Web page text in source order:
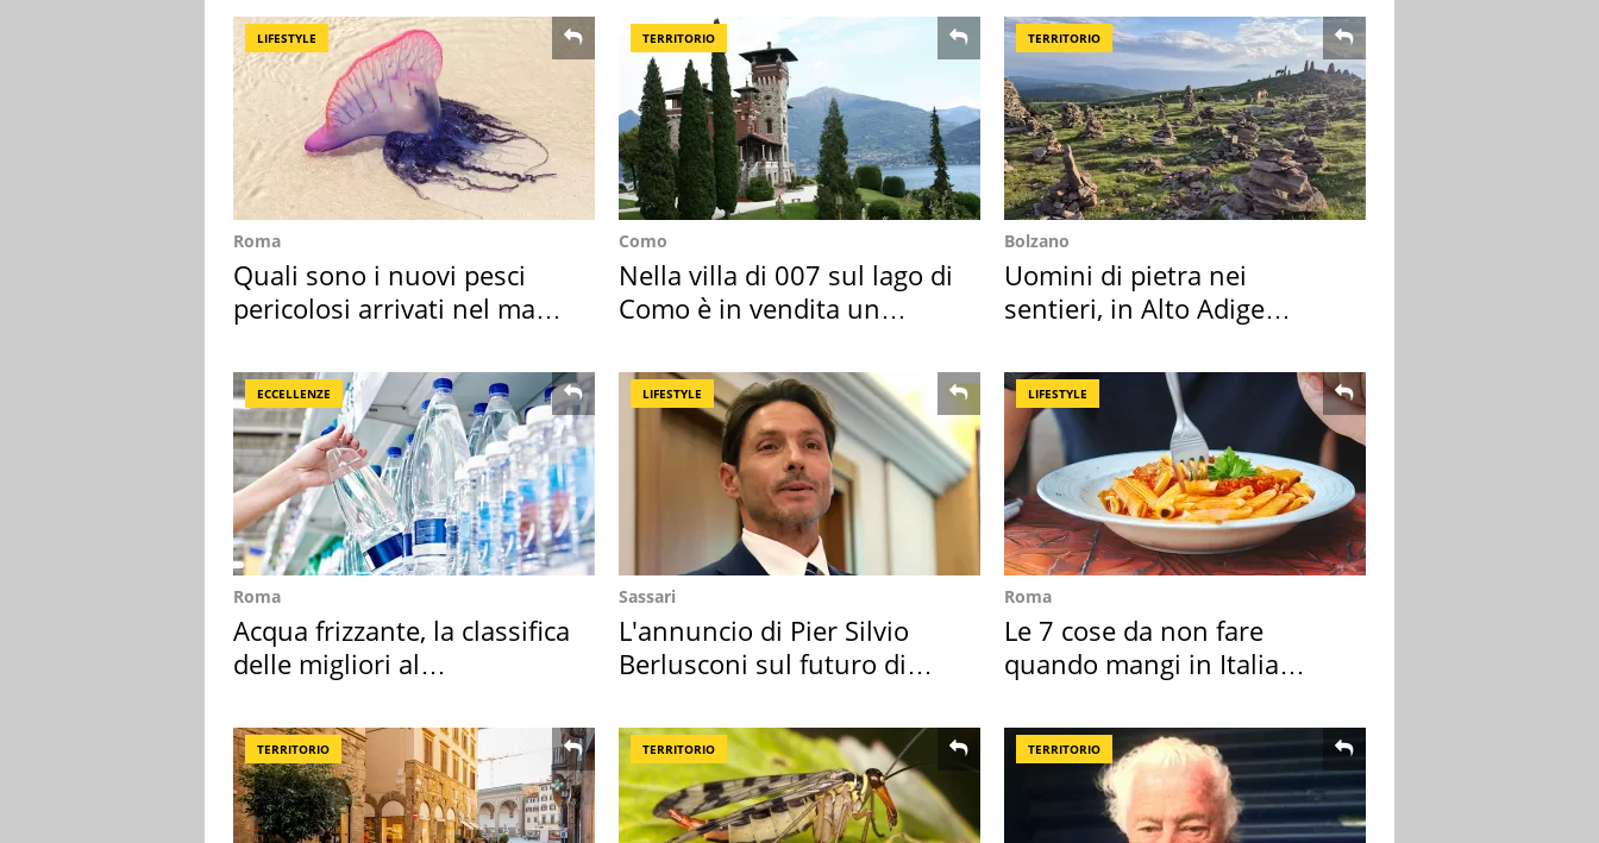
LIFESTYLE
Roma
Quali sono i nuovi pesci
pericolosi arrivati nel mar
TERRITORIO
Como
Nella villa di 007 sul lago di
Como è in vendita un
TERRITORIO
Bolzano
Uomini di pietra nei
sentieri, in Alto Adige
ECCELLENZE
Roma
Acqua frizzante, la classifica
delle migliori al
LIFESTYLE
Sassari
L'annuncio di Pier Silvio
Berlusconi sul futuro di
LIFESTYLE
Roma
Le 7 cose da non fare
quando mangi in Italia
TERRITORIO TERRITORIO TERRITORIO